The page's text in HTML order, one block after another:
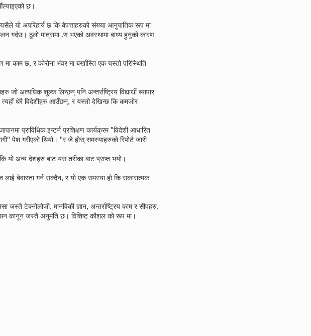
छ।
यो अपरिहार्य छ कि बेपत्ताहरुको संख्या आनुपातिक रूप मा
ठूलो मात्रामा .ण भएको अवस्थामा बाध्य हुनुको कारण
काम छ, र कोरोना भंवर मा बर्खास्ति एक यस्तो परिस्थिति
अत्यधिक शुल्क लिन्छन् पनि अन्तर्राष्ट्रिय विद्यार्थी ब्यापार
त्यहाँ धेरै विदेशीहरु आउँछन्, र यस्तो देखिन्छ कि कमजोर
प्राविधिक इन्टर्न प्रशिक्षण कार्यक्रम "विदेशी आधारित
पेश गरीएको थियो। "र जे होस् समस्याहरुको रिपोर्ट जारी
कि यो अन्य देशहरु बाट यस तरीका बाट प्राप्त भयो।
लाई बेवास्ता गर्न सक्दैन, र यो एक समस्या हो कि सकारात्मक
जस्तै टेक्नोलोजी, मानविकी ज्ञान, अन्तर्राष्ट्रिय काम र सीपहरु,
कानून जस्तै अनुमति छ। विशिष्ट कौशल को रूप मा।